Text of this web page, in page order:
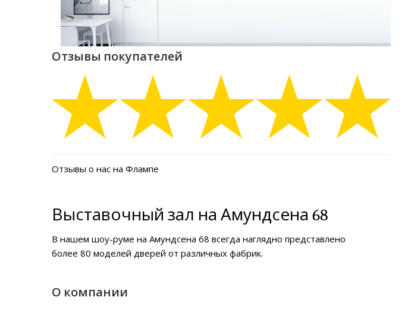
Отзывы покупателей
Отзывы о нас на Флампе
Выставочный зал на Амундсена 68
В нашем шоу-руме на Амундсена 68 всегда наглядно представлено
более 80 моделей дверей от различных фабрик.
О компании